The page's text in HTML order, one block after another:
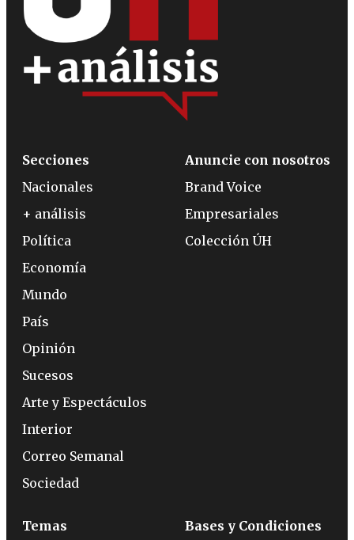
Secciones
Nacionales
+ análisis
Política
Economía
Mundo
País
Opinión
Sucesos
Arte y Espectáculos
Interior
Correo Semanal
Sociedad
Anuncie con nosotros
Brand Voice
Empresariales
Colección ÚH
Temas Bases y Condiciones